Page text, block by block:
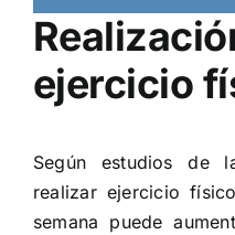
ejercicio
Según estudios de
realizar ejercicio
semana puede